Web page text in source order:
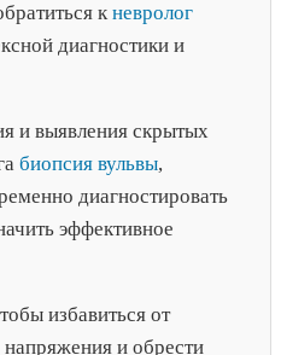
кневролог
диагностики и
и выявления скрытых
биопсия вульвы,
диагностировать
эффективное
избавиться от
напряжения и обрести